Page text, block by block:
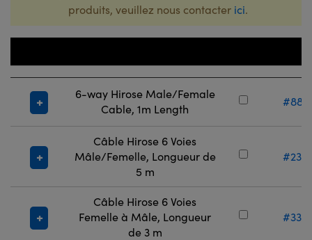
produits, veuillez nous contacter ici.
6-way Hirose Male/Female
Cable, 1m Length
#88-
Câble Hirose 6 Voies
Mâle/Femelle, Longueur de
5 m
#23-
Câble Hirose 6 Voies
Femelle à Mâle, Longueur
de 3 m
#33-